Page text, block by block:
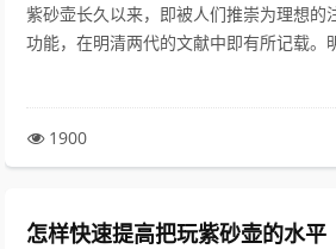
紫砂壶长久以来，即被人们推崇为理想的
功能，在明清两代的文献中即有所记载。
1900
怎样快速提高把玩紫砂壶的水平